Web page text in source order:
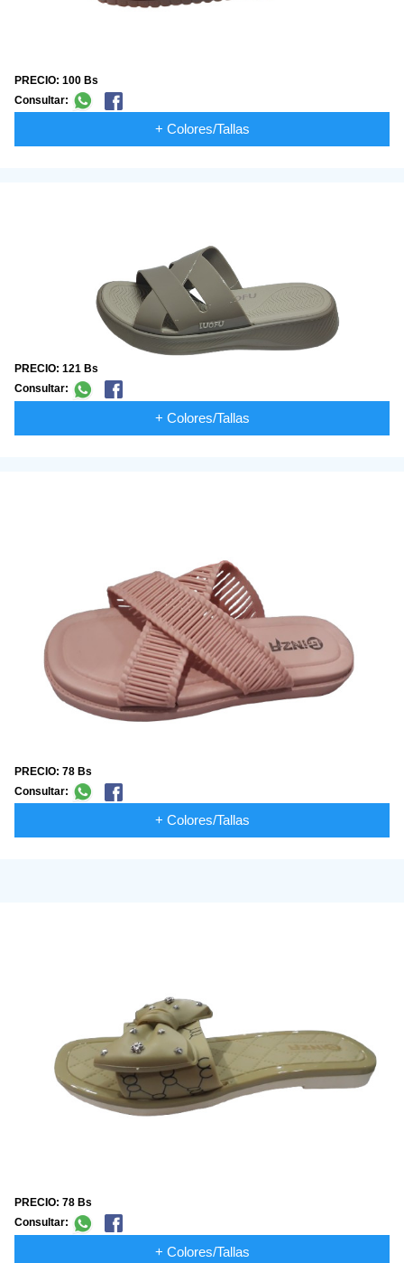
PRECIO: 100 Bs
Consultar:
+ Colores/Tallas
PRECIO: 121 Bs
Consultar:
+ Colores/Tallas
PRECIO: 78 Bs
Consultar:
+ Colores/Tallas
PRECIO: 78 Bs
Consultar:
+ Colores/Tallas